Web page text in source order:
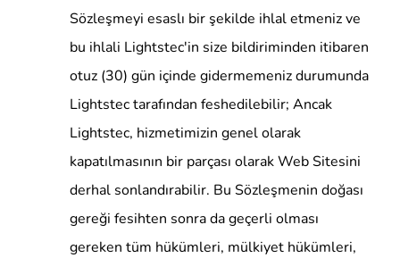
Sözleşmeyi esaslı bir şekilde ihlal etmeniz ve
bu ihlali Lightstec'in size bildiriminden itibaren
otuz (30) gün içinde gidermemeniz durumunda
Lightstec tarafından feshedilebilir; Ancak
Lightstec, hizmetimizin genel olarak
kapatılmasının bir parçası olarak Web Sitesini
derhal sonlandırabilir. Bu Sözleşmenin doğası
gereği fesihten sonra da geçerli olması
gereken tüm hükümleri, mülkiyet hükümleri,